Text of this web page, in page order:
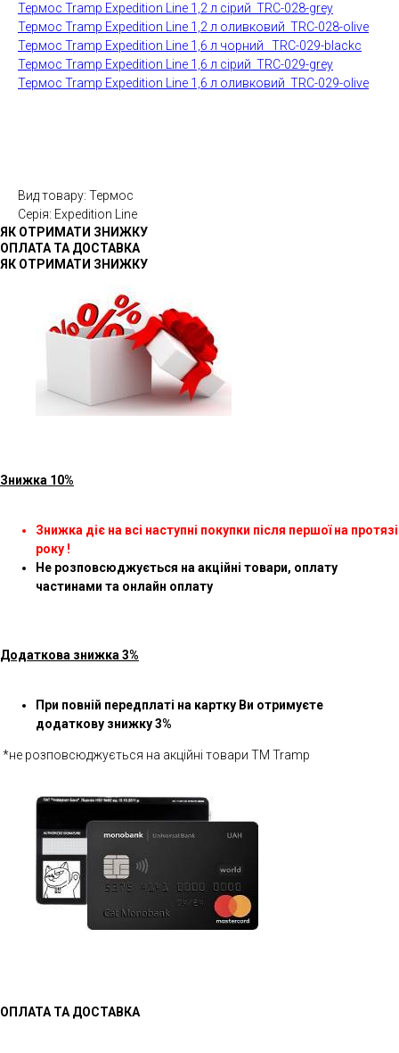
Термос Tramp Expedition Line 1,2 л сірий TRC-028-grey
Термос Tramp Expedition Line 1,2 л оливковий TRC-028-olive
Термос Tramp Expedition Line 1,6 л чорний TRC-029-blackс
Термос Tramp Expedition Line 1,6 л сірий TRC-029-grey
Термос Tramp Expedition Line 1,6 л оливковий TRC-029-olive
Вид товару: Термос
Серія: Expedition Line
ЯК ОТРИМАТИ ЗНИЖКУ
ОПЛАТА ТА ДОСТАВКА
ЯК ОТРИМАТИ ЗНИЖКУ
Знижка 10%
Знижка діє на всі наступні покупки після першої на протязі
року !
Не розповсюджується на акційні товари, оплату
частинами та онлайн оплату
Додаткова знижка 3%
При повній передплаті на картку Ви отримуєте
додаткову знижку 3%
*не розповсюджується на акційні товари ТМ Tramp
ОПЛАТА ТА ДОСТАВКА